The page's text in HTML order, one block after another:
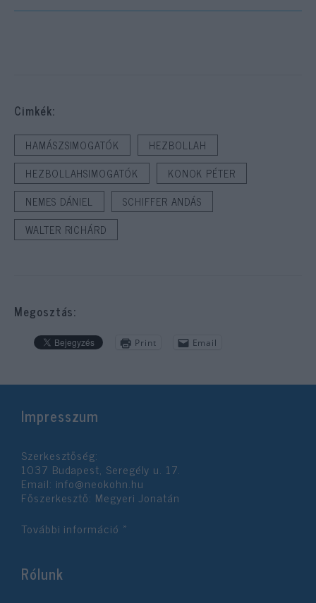
Cimkék:
HAMÁSZSIMOGATÓK
HEZBOLLAH
HEZBOLLAHSIMOGATÓK
KONOK PÉTER
NEMES DÁNIEL
SCHIFFER ANDÁS
WALTER RICHÁRD
Megosztás:
Print Email
Impresszum
Szerkesztőség:
1037 Budapest, Seregély u. 17.
Email: info@neokohn.hu
Főszerkesztő: Megyeri Jonatán
További információ »
Rólunk